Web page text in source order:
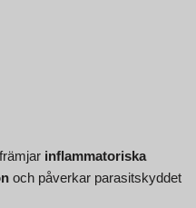
inflammatoriska
och påverkar parasitskyddet